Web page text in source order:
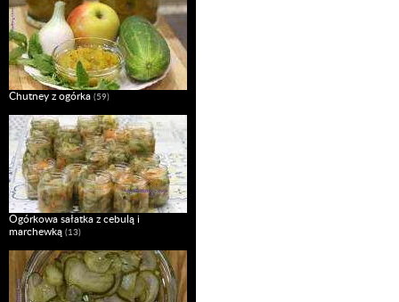
Chutney z ogórka (59)
Ogórkowa sałatka z cebulą i
marchewką (13)